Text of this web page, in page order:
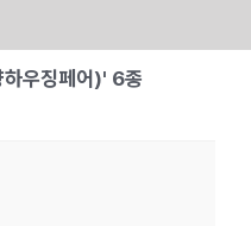
우징페어)' 6종